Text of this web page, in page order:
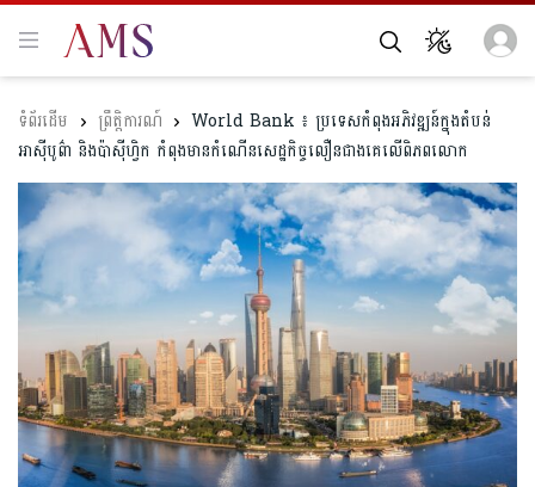
ព្រឹត្តិការណ៍
World Bank ៖ ប្រទេសកំពុងអភិវឌ្ឍន៍ក្នុងតំបន់​
អាស៊ីបូព៌ា និងប៉ាស៊ីហ្វិក កំពុង​មាន​កំណើន​សេដ្ឋកិច្ច​លឿន​ជាងគេលើ​ពិភពលោក